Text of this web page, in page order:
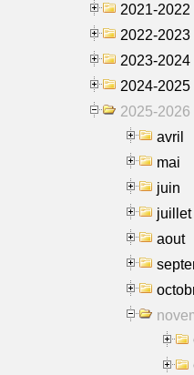
2021-2022
2022-2023
2023-2024
2024-2025
2025-2026
avril
mai
juin
juillet
aout